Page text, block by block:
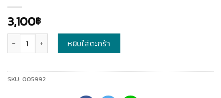
3,100฿
หยิบใส่ตะกร้า
SKU: 005992